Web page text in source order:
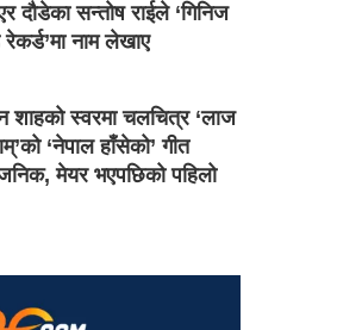
दौडेका सन्तोष राईले ‘गिनिज
रेकर्ड’मा नाम लेखाए
शाहको स्वरमा चलचित्र ‘लाज
‘नेपाल हाँसेको’ गीत
मेयर भएपछिको पहिलो